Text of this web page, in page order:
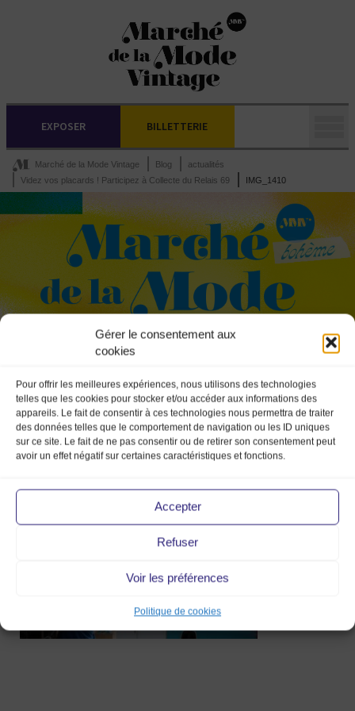
Gérer le consentement aux
cookies
Pour offrir les meilleures expériences, nous utilisons des technologies
telles que les cookies pour stocker et/ou accéder aux informations des
appareils. Le fait de consentir à ces technologies nous permettra de traiter
des données telles que le comportement de navigation ou les ID uniques
sur ce site. Le fait de ne pas consentir ou de retirer son consentement peut
avoir un effet négatif sur certaines caractéristiques et fonctions.
Accepter
Refuser
Voir les préférences
Politique de cookies
EXPOSER BILLETTERIE
Marché de la Mode Vintage Blog
actualités
Videz vos placards ! Participez à Collecte du Relais 69
IMG_1410
IMG_1410
12 Mar 2019